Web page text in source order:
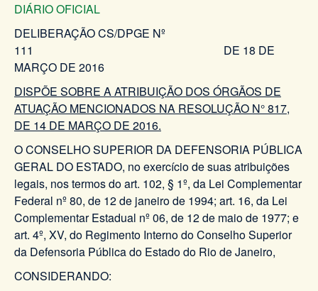
DIÁRIO OFICIAL
DELIBERAÇÃO CS/DPGE Nº
111 DE 18 DE
MARÇO DE 2016
DISPÕE SOBRE A ATRIBUIÇÃO DOS ÓRGÃOS DE
ATUAÇÃO MENCIONADOS NA RESOLUÇÃO N° 817,
DE 14 DE MARÇO DE 2016.
O CONSELHO SUPERIOR DA DEFENSORIA PÚBLICA
GERAL DO ESTADO, no exercício de suas atribuições
legais, nos termos do art. 102, § 1º, da Lei Complementar
Federal nº 80, de 12 de janeiro de 1994; art. 16, da Lei
Complementar Estadual nº 06, de 12 de maio de 1977; e
art. 4º, XV, do Regimento Interno do Conselho Superior
da Defensoria Pública do Estado do Rio de Janeiro,
CONSIDERANDO: